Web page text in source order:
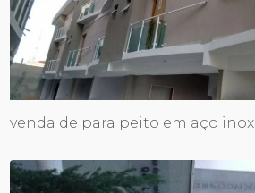
venda de para peito em aço inox